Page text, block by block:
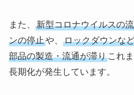
また、 新型コロナウイルスの
ンの停止や、 ロックダウンな
部品の製造・流通が滞りこれ
長期化が発生しています。